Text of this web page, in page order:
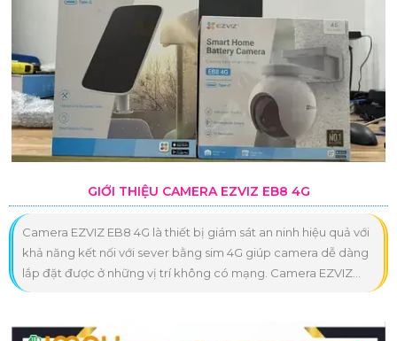
GIỚI THIỆU CAMERA EZVIZ EB8 4G
Camera EZVIZ EB8 4G là thiết bị giám sát an ninh hiệu quả với
khả năng kết nối với sever bằng sim 4G giúp camera dễ dàng
lắp đặt được ở những vị trí không có mạng. Camera EZVIZ...